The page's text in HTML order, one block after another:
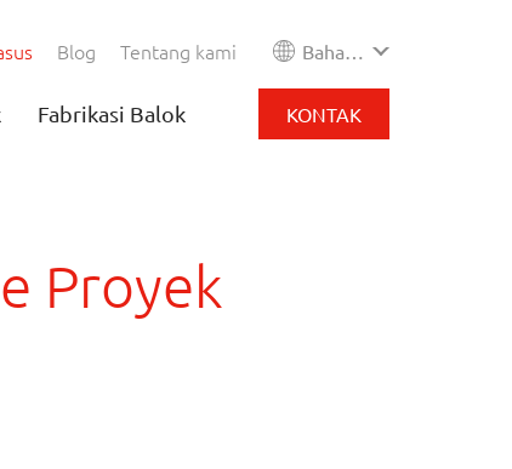
Bahasa Indonesia
Blog Tentang kami
Fabrikasi Balok KONTAK
Proyek